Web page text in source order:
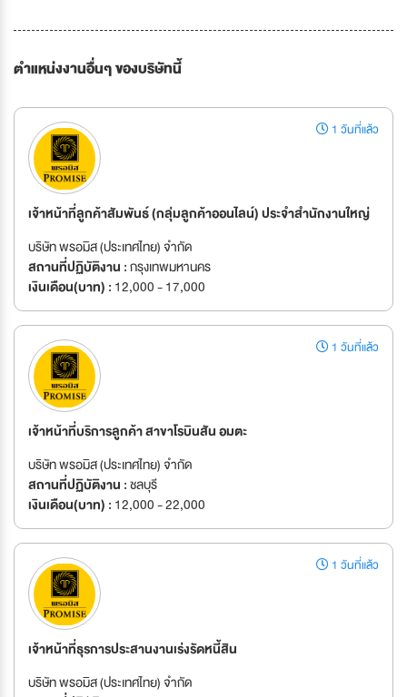
ตำแหน่งงานอื่นๆ ของบริษัทนี้
1 วันที่แล้ว
เจ้าหน้าที่ลูกค้าสัมพันธ์ (กลุ่มลูกค้าออนไลน์) ประจำสำนักงานใหญ่
บริษัท พรอมิส (ประเทศไทย) จำกัด
สถานที่ปฏิบัติงาน :กรุงเทพมหานคร
เงินเดือน(บาท) : 12,000 - 17,000
1 วันที่แล้ว
เจ้าหน้าที่บริการลูกค้า สาขาโรบินสัน อมตะ
บริษัท พรอมิส (ประเทศไทย) จำกัด
สถานที่ปฏิบัติงาน :ชลบุรี
เงินเดือน(บาท) : 12,000 - 22,000
1 วันที่แล้ว
เจ้าหน้าที่ธุรการประสานงานเร่งรัดหนี้สิน
บริษัท พรอมิส (ประเทศไทย) จำกัด